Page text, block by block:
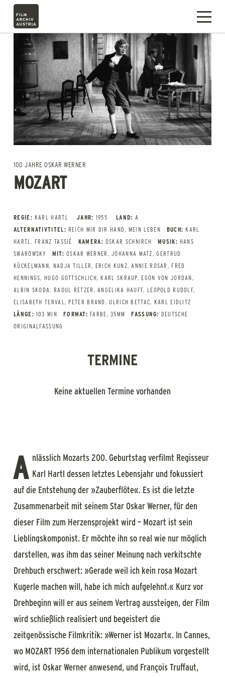
100 JAHRE OSKAR WERNER
MOZART
REGIE: KARL HARTL JAHR: 1955 LAND: A
ALTERNATIVTITEL: REICH MIR DIR HAND, MEIN LEBEN BUCH: KARL
HARTL, FRANZ TASSIÉ
KAMERA: OSKAR SCHNIRCH MUSIK: HANS
SWAROWSKY
MIT: OSKAR WERNER, JOHANNA MATZ, GERTRUD
KÜCKELMANN, NADJA TILLER, ERICH KUNZ, ANNIE ROSAR, FRED
HENNINGS, HUGO GOTTSCHLICH, KARL SKRAUP, EGON VON JORDAN,
ALBIN SKODA, RAOUL RETZER, ANGELIKA HAUFF, LEOPOLD RUDOLF,
ELISABETH TERVAL, PETER BRAND, ULRICH BETTAC, KARL EIDLITZ
LÄNGE: 103 MIN FORMAT: FARBE, 35MM FASSUNG: DEUTSCHE
ORIGINALFASSUNG
TERMINE
Keine aktuellen Termine vorhanden
A nlässlich Mozarts 200. Geburtstag verfilmt Regisseur
Karl Hartl dessen letztes Lebensjahr und fokussiert
auf die Entstehung der »Zauberflöte«. Es ist die letzte
Zusammenarbeit mit seinem Star Oskar Werner, für den
dieser Film zum Herzensprojekt wird – Mozart ist sein
Lieblingskomponist. Er möchte ihn so real wie nur möglich
darstellen, was ihm das seiner Meinung nach verkitschte
Drehbuch erschwert: »Gerade weil ich kein rosa Mozart
Kugerle machen will, habe ich mich aufgelehnt.« Kurz vor
Drehbeginn will er aus seinem Vertrag aussteigen, der Film
wird schließlich realisiert und begeistert die
zeitgenössische Filmkritik: »Werner ist Mozart«. In Cannes,
wo MOZART 1956 dem internationalen Publikum vorgestellt
wird, ist Oskar Werner anwesend, und François Truffaut,